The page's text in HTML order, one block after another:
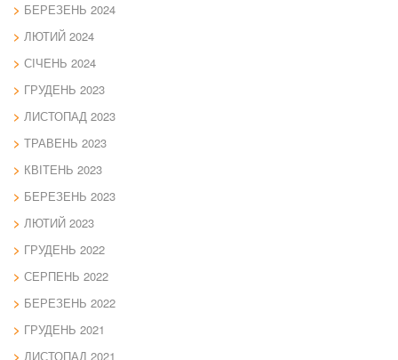
БЕРЕЗЕНЬ 2024
ЛЮТИЙ 2024
СІЧЕНЬ 2024
ГРУДЕНЬ 2023
ЛИСТОПАД 2023
ТРАВЕНЬ 2023
КВІТЕНЬ 2023
БЕРЕЗЕНЬ 2023
ЛЮТИЙ 2023
ГРУДЕНЬ 2022
СЕРПЕНЬ 2022
БЕРЕЗЕНЬ 2022
ГРУДЕНЬ 2021
ЛИСТОПАД 2021